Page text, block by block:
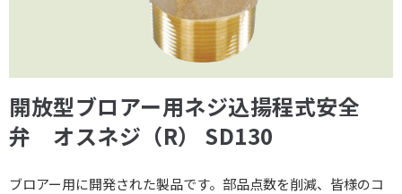
開放型ブロアー用ネジ込揚程式安全
弁 オスネジ（R） SD130
ブロアー用に開発された製品です。部品点数を削減、皆様のコ